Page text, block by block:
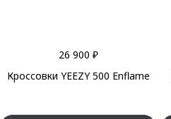
26 900 ₽
Кроссовки YEEZY 500 Enflame